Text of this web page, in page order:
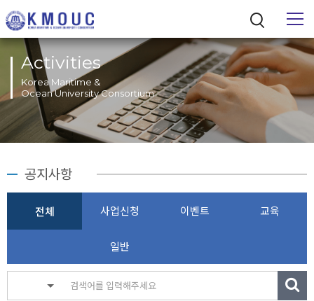
Activities
Korea Maritime &
Ocean University Consortium
공지사항
전체 사업신청 이벤트 교육
일반
통합검색